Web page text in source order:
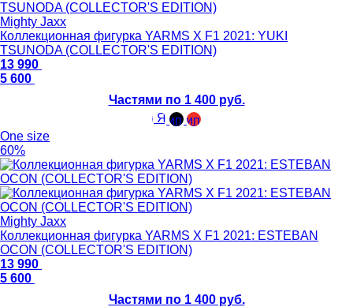
Mighty Jaxx
Коллекционная фигурка YARMS X F1 2021: YUKI
TSUNODA (COLLECTOR'S EDITION)
13 990
5 600
Частями по 1 400 руб.
One size
60%
Mighty Jaxx
Коллекционная фигурка YARMS X F1 2021: ESTEBAN
OCON (COLLECTOR'S EDITION)
13 990
5 600
Частями по 1 400 руб.